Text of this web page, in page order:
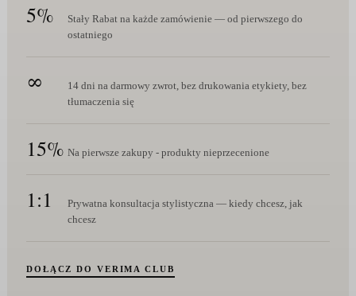
5%
Stały Rabat na każde zamówienie — od pierwszego do
ostatniego
∞
14 dni na darmowy zwrot, bez drukowania etykiety, bez
tłumaczenia się
15% Na pierwsze zakupy - produkty nieprzecenione
1:1
Prywatna konsultacja stylistyczna — kiedy chcesz, jak
chcesz
DOŁĄCZ DO VERIMA CLUB